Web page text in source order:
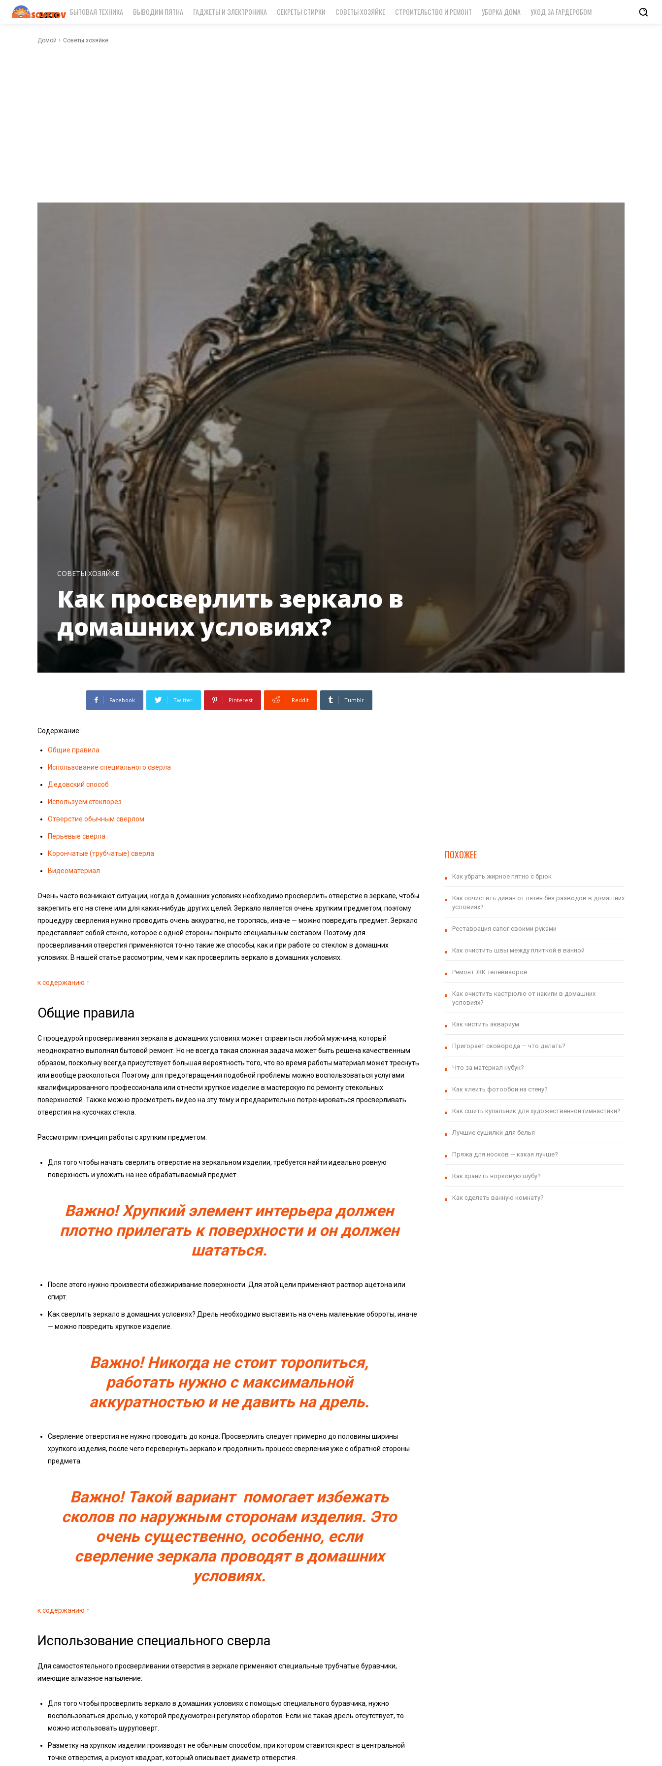
БЫТОВАЯ ТЕХНИКА ВЫВОДИМ ПЯТНА ГАДЖЕТЫ И ЭЛЕКТРОНИКА СЕКРЕТЫ СТИРКИ СОВЕТЫ ХОЗЯЙКЕ СТРОИТЕЛЬСТВО И РЕМОНТ УБОРКА ДОМА УХОД ЗА ГАРДЕРОБОМ
Домой Советы хозяйке
СОВЕТЫ ХОЗЯЙКЕ
Как просверлить зеркало в
домашних условиях?
Facebook Twitter Pinterest ReddIt Tumblr
Содержание:
Общие правила
Использование специального сверла
Дедовский способ
Используем стеклорез
Отверстие обычным сверлом
Перьевые сверла
Корончатые (трубчатые) сверла
Видеоматериал
Очень часто возникают ситуации, когда в домашних условиях необходимо просверлить отверстие в зеркале, чтобы
закрепить его на стене или для каких-нибудь других целей. Зеркало является очень хрупким предметом, поэтому
процедуру сверления нужно проводить очень аккуратно, не торопясь, иначе — можно повредить предмет. Зеркало
представляет собой стекло, которое с одной стороны покрыто специальным составом. Поэтому для
просверливания отверстия применяются точно такие же способы, как и при работе со стеклом в домашних
условиях. В нашей статье рассмотрим, чем и как просверлить зеркало в домашних условиях.
к содержанию ↑
Общие правила
С процедурой просверливания зеркала в домашних условиях может справиться любой мужчина, который
неоднократно выполнял бытовой ремонт. Но не всегда такая сложная задача может быть решена качественным
образом, поскольку всегда присутствует большая вероятность того, что во время работы материал может треснуть
или вообще расколоться. Поэтому для предотвращения подобной проблемы можно воспользоваться услугами
квалифицированного профессионала или отнести хрупкое изделие в мастерскую по ремонту стекольных
поверхностей. Также можно просмотреть видео на эту тему и предварительно потренироваться просверливать
отверстия на кусочках стекла.
Рассмотрим принцип работы с хрупким предметом:
Для того чтобы начать сверлить отверстие на зеркальном изделии, требуется найти идеально ровную
поверхность и уложить на нее обрабатываемый предмет.
Важно! Хрупкий элемент интерьера должен
плотно прилегать к поверхности и он должен
шататься.
После этого нужно произвести обезжиривание поверхности. Для этой цели применяют раствор ацетона или
спирт.
Как сверлить зеркало в домашних условиях? Дрель необходимо выставить на очень маленькие обороты, иначе
— можно повредить хрупкое изделие.
Важно! Никогда не стоит торопиться,
работать нужно с максимальной
аккуратностью и не давить на дрель.
Сверление отверстия не нужно проводить до конца. Просверлить следует примерно до половины ширины
хрупкого изделия, после чего перевернуть зеркало и продолжить процесс сверления уже с обратной стороны
предмета.
Важно! Такой вариант помогает избежать
сколов по наружным сторонам изделия. Это
очень существенно, особенно, если
сверление зеркала проводят в домашних
условиях.
к содержанию ↑
Использование специального сверла
Для самостоятельного просверливании отверстия в зеркале применяют специальные трубчатые буравчики,
имеющие алмазное напыление:
Для того чтобы просверлить зеркало в домашних условиях с помощью специального буравчика, нужно
воспользоваться дрелью, у которой предусмотрен регулятор оборотов. Если же такая дрель отсутствует, то
можно использовать шуруповерт.
Разметку на хрупком изделии производят не обычным способом, при котором ставится крест в центральной
точке отверстия, а рисуют квадрат, который описывает диаметр отверстия.
ПОХОЖЕЕ
Как убрать жирное пятно с брюк
Как почистить диван от пятен без разводов в домашних
условиях?
Реставрация сапог своими руками
Как очистить швы между плиткой в ванной
Ремонт ЖК телевизоров
Как очистить кастрюлю от накипи в домашних
условиях?
Как чистить аквариум
Пригорает сковорода — что делать?
Что за материал нубук?
Как клеить фотообои на стену?
Как сшить купальник для художественной гимнастики?
Лучшие сушилки для белья
Пряжа для носков — какая лучше?
Как хранить норковую шубу?
Как сделать ванную комнату?